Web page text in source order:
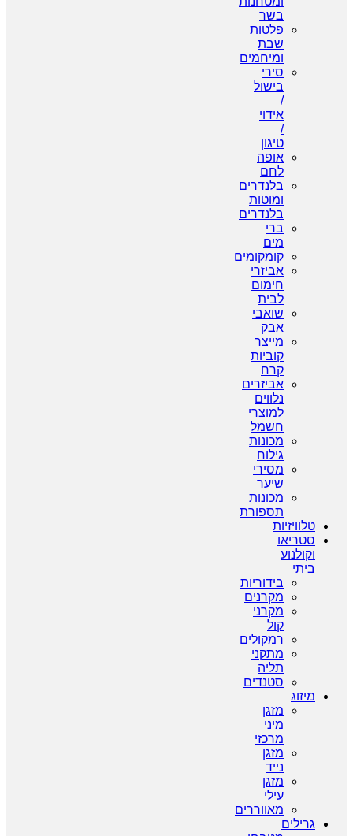
בשר
פלטות
שבת
ומיחמים
סירי
בישול
/
אידוי
/
טיגון
אופה
לחם
בלנדרים
ומוטות
בלנדרים
ברי
מים
קומקומים
אביזרי
חימום
לבית
שואבי
אבק
מייצר
קוביות
קרח
אביזרים
נלווים
למוצרי
חשמל
מכונות
גילוח
מסירי
שיער
מכונות
תספורת
טלוויזיות
סטריאו
וקולנוע
ביתי
בידוריות
מקרנים
מקרני
קול
רמקולים
מתקני
תליה
סטנדים
מיזוג
מזגן
מיני
מרכזי
מזגן
נייד
מזגן
עילי
מאווררים
גרילים